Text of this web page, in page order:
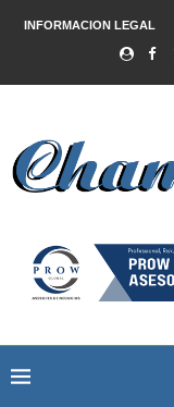
INFORMACION LEGAL